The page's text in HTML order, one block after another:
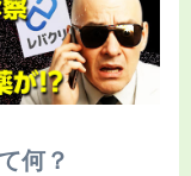
何？